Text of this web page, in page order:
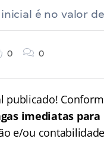
é no valor
0 0
publicado!
imediatas para
e/ou